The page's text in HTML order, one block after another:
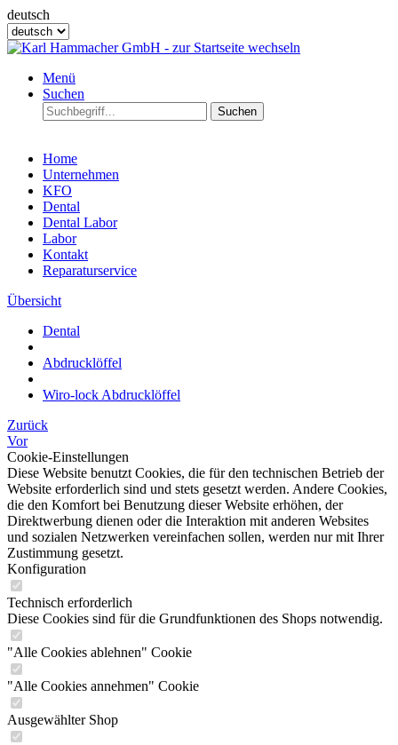
deutsch
Menü
Suchen
Suchen
Home
Unternehmen
KFO
Dental
Dental Labor
Labor
Kontakt
Reparaturservice
Übersicht
Dental
Abdrucklöffel
Wiro-lock Abdrucklöffel
Zurück
Vor
Cookie-Einstellungen
Diese Website benutzt Cookies, die für den technischen Betrieb der
Website erforderlich sind und stets gesetzt werden. Andere Cookies,
die den Komfort bei Benutzung dieser Website erhöhen, der
Direktwerbung dienen oder die Interaktion mit anderen Websites
und sozialen Netzwerken vereinfachen sollen, werden nur mit Ihrer
Zustimmung gesetzt.
Konfiguration
Technisch erforderlich
Diese Cookies sind für die Grundfunktionen des Shops notwendig.
"Alle Cookies ablehnen" Cookie
"Alle Cookies annehmen" Cookie
Ausgewählter Shop